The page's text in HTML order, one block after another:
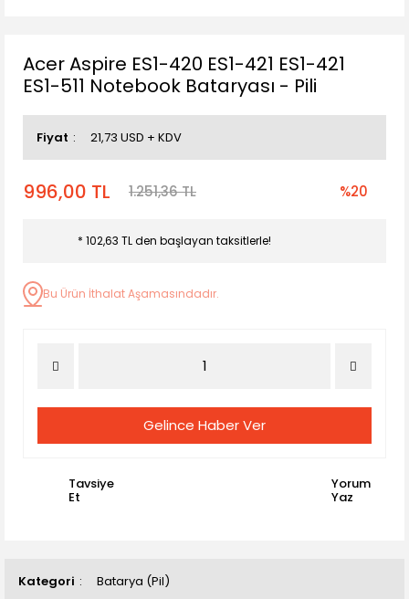
Kategori Batarya (Pil)
Acer Aspire ES1-420 ES1-421 ES1-421
ES1-511 Notebook Bataryası - Pili
Fiyat 21,73 USD + KDV
996,00 TL 1.251,36 TL %20
* 102,63 TL den başlayan taksitlerle!
Bu Ürün İthalat Aşamasındadır.
Gelince Haber Ver
Tavsiye
Et
Yorum
Yaz